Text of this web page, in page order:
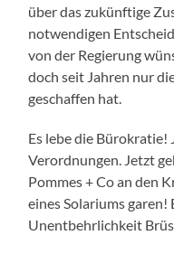
über das zukünftige
notwendigen
von der Regierung
doch seit Jahren nur
geschaffen hat.
Es lebe die
Verordnungen. Jetzt
Pommes + Co an den
eines Solariums
Unentbehrlichkeit